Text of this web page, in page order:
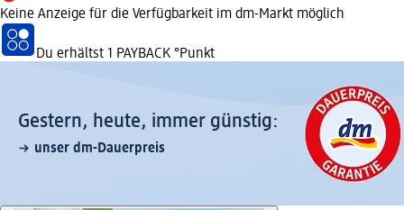
Keine Anzeige für die Verfügbarkeit im dm-Markt möglich
Du erhältst 1 PAYBACK °Punkt
Gestern, heute, immer günstig:
unser dm-Dauerpreis